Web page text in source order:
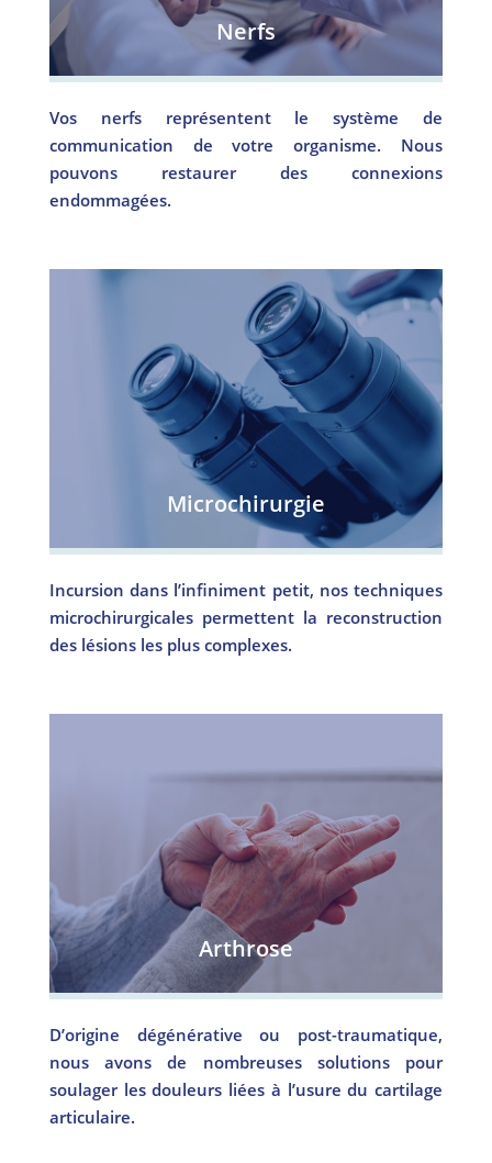
Nerfs
Vos nerfs représentent le système de
communication de votre organisme. Nous
pouvons restaurer des connexions
endommagées.
Microchirurgie
Incursion dans l’infiniment petit, nos techniques
microchirurgicales permettent la reconstruction
des lésions les plus complexes.
Arthrose
D’origine dégénérative ou post-traumatique,
nous avons de nombreuses solutions pour
soulager les douleurs liées à l’usure du cartilage
articulaire.